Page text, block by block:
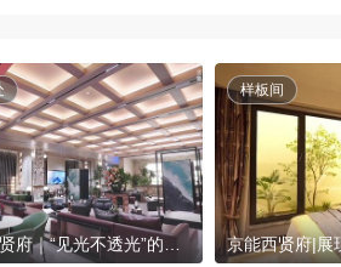
样板间